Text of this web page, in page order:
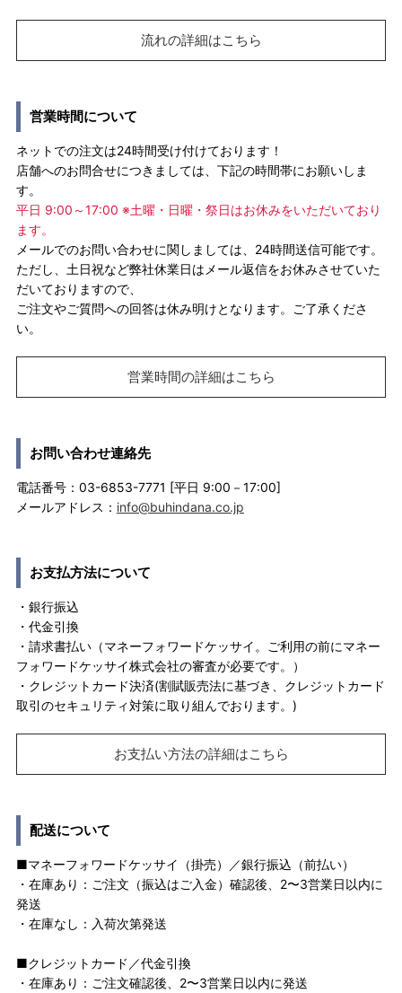
流れの詳細はこちら
営業時間について
ネットでの注文は24時間受け付けております！
店舗へのお問合せにつきましては、下記の時間帯にお願いしま
す。
平日 9:00～17:00 ※土曜・日曜・祭日はお休みをいただいており
ます。
メールでのお問い合わせに関しましては、24時間送信可能です。
ただし、土日祝など弊社休業日はメール返信をお休みさせていた
だいておりますので、
ご注文やご質問への回答は休み明けとなります。ご了承くださ
い。
営業時間の詳細はこちら
お問い合わせ連絡先
電話番号：03-6853-7771 [平日 9:00－17:00]
メールアドレス： info@buhindana.co.jp
お支払方法について
・銀行振込
・代金引換
・請求書払い（マネーフォワードケッサイ。ご利用の前にマネー
フォワードケッサイ株式会社の審査が必要です。）
・クレジットカード決済(割賦販売法に基づき、クレジットカード
取引のセキュリティ対策に取り組んでおります。)
お支払い方法の詳細はこちら
配送について
■マネーフォワードケッサイ（掛売）／銀行振込（前払い）
・在庫あり：ご注文（振込はご入金）確認後、2〜3営業日以内に
発送
・在庫なし：入荷次第発送
■クレジットカード／代金引換
・在庫あり：ご注文確認後、2〜3営業日以内に発送